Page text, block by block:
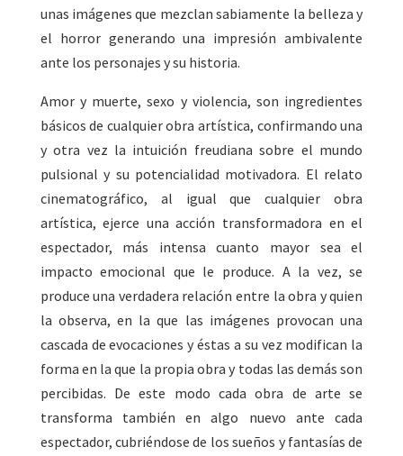
unas imágenes que mezclan sabiamente la belleza y
el horror generando una impresión ambivalente
ante los personajes y su historia.
Amor y muerte, sexo y violencia, son ingredientes
básicos de cualquier obra artística, confirmando una
y otra vez la intuición freudiana sobre el mundo
pulsional y su potencialidad motivadora. El relato
cinematográfico, al igual que cualquier obra
artística, ejerce una acción transformadora en el
espectador, más intensa cuanto mayor sea el
impacto emocional que le produce. A la vez, se
produce una verdadera relación entre la obra y quien
la observa, en la que las imágenes provocan una
cascada de evocaciones y éstas a su vez modifican la
forma en la que la propia obra y todas las demás son
percibidas. De este modo cada obra de arte se
transforma también en algo nuevo ante cada
espectador, cubriéndose de los sueños y fantasías de